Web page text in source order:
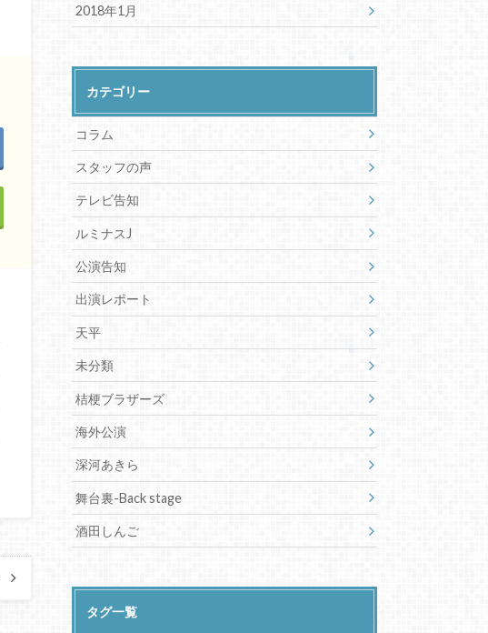
2018年1月
カテゴリー
コラム
スタッフの声
テレビ告知
ルミナスJ
公演告知
出演レポート
天平
未分類
桔梗ブラザーズ
海外公演
深河あきら
舞台裏-Back stage
酒田しんご
タグ一覧